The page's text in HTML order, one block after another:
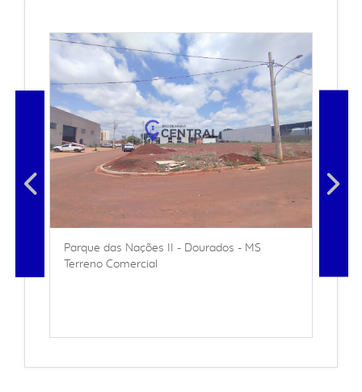
Parque das Nações II - Dourados - MS
Terreno Comercial